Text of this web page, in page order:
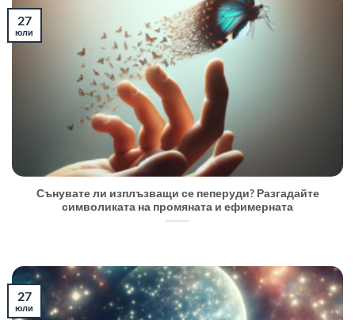
Сънувате ли изплъзващи се пеперуди? Разгадайте
символиката на промяната и ефимерната
27
юли
27
юли